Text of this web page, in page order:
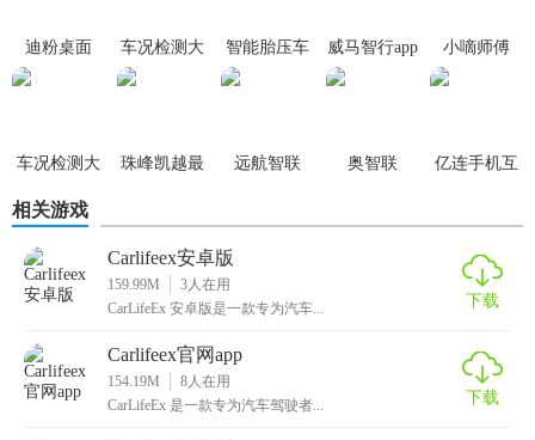
迪粉桌面
车况检测大
师obd免费版
智能胎压车
威马智行app 小嘀师傅
车况检测大
珠峰凯越最
远航智联 奥智联
亿连手机互
相关游戏
Carlifeex安卓版
159.99M 3人在用
CarLifeEx 安卓版是一款专为汽车...
下载
Carlifeex官网app
154.19M 8人在用
CarLifeEx 是一款专为汽车驾驶者...
下载